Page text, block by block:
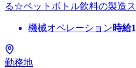
る☆ペットボトル飲料の製造
機械オペレーション時給
勤務地